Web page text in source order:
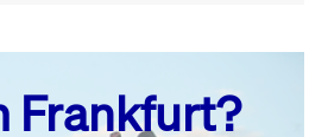
DO. FR. SA. SO.
Frankfurt?